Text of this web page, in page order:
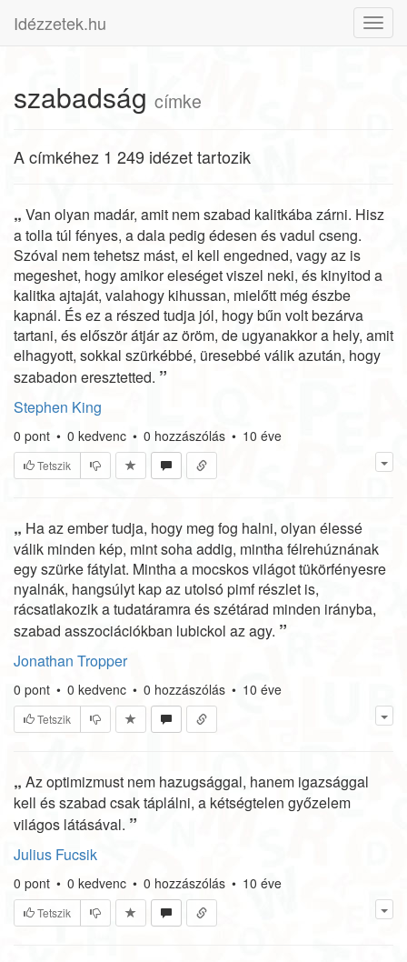
Idézzetek.hu
szabadság címke
A címkéhez 1 249 idézet tartozik
„ Van olyan madár, amit nem szabad kalitkába zárni. Hisz
a tolla túl fényes, a dala pedig édesen és vadul cseng.
Szóval nem tehetsz mást, el kell engedned, vagy az is
megeshet, hogy amikor eleséget viszel neki, és kinyitod a
kalitka ajtaját, valahogy kihussan, mielőtt még észbe
kapnál. És ez a részed tudja jól, hogy bűn volt bezárva
tartani, és először átjár az öröm, de ugyanakkor a hely, amit
elhagyott, sokkal szürkébbé, üresebbé válik azután, hogy
szabadon eresztetted. ”
Stephen King
0 pont • 0 kedvenc • 0 hozzászólás • 10 éve
Tetszik
„ Ha az ember tudja, hogy meg fog halni, olyan élessé
válik minden kép, mint soha addig, mintha félrehúznának
egy szürke fátylat. Mintha a mocskos világot tükörfényesre
nyalnák, hangsúlyt kap az utolsó pimf részlet is,
rácsatlakozik a tudatáramra és szétárad minden irányba,
szabad asszociációkban lubickol az agy. ”
Jonathan Tropper
0 pont • 0 kedvenc • 0 hozzászólás • 10 éve
Tetszik
„ Az optimizmust nem hazugsággal, hanem igazsággal
kell és szabad csak táplálni, a kétségtelen győzelem
világos látásával. ”
Julius Fucsik
0 pont • 0 kedvenc • 0 hozzászólás • 10 éve
Tetszik